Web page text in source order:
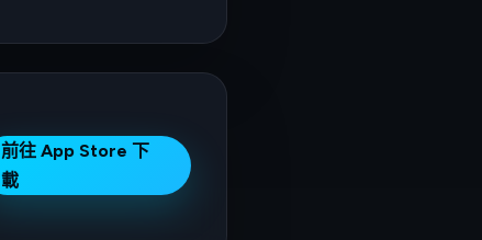
前往 App Store 下
載